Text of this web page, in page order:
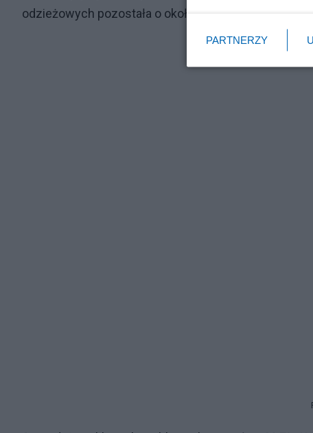
odzieżowych pozostała o około 63% poniżej poziomu
PARTNERZY